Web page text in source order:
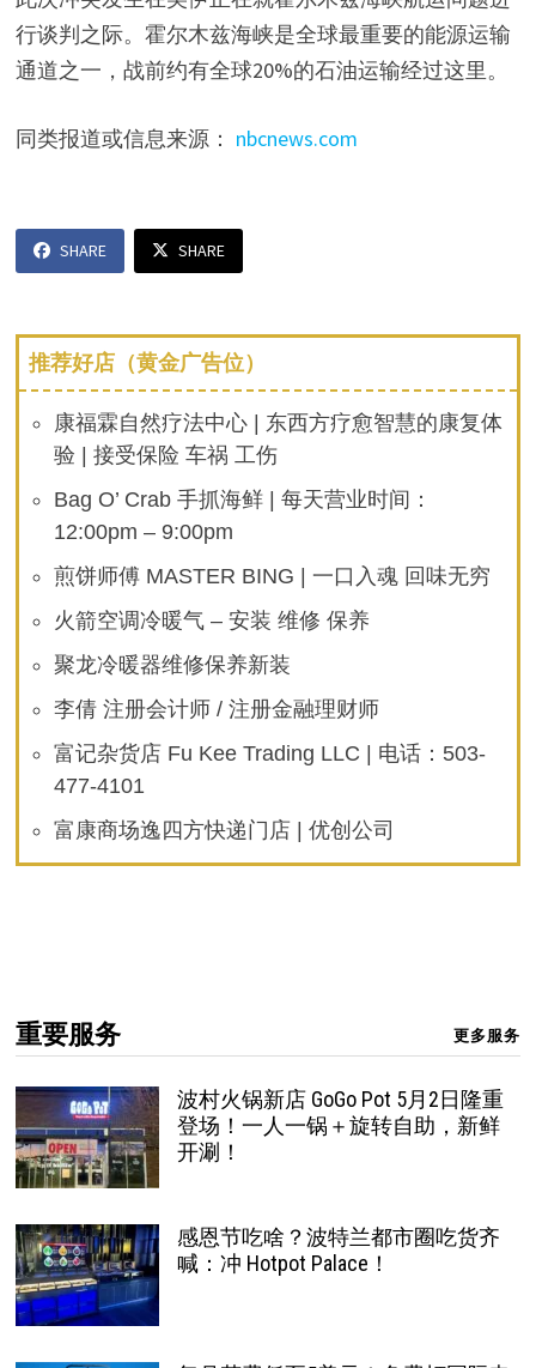
行谈判之际。霍尔木兹海峡是全球最重要的能源运输
通道之一，战前约有全球20%的石油运输经过这里。
同类报道或信息来源： nbcnews.com
SHARE SHARE
推荐好店（黄金广告位）
康福霖自然疗法中心 | 东西方疗愈智慧的康复体
验 | 接受保险 车祸 工伤
Bag O’ Crab 手抓海鲜 | 每天营业时间：
12:00pm – 9:00pm
煎饼师傅 MASTER BING | 一口入魂 回味无穷
火箭空调冷暖气 – 安装 维修 保养
聚龙冷暖器维修保养新装
李倩 注册会计师 / 注册金融理财师
富记杂货店 Fu Kee Trading LLC | 电话：503-
477-4101
富康商场逸四方快递门店 | 优创公司
重要服务 更多服务
波村火锅新店 GoGo Pot 5月2日隆重
登场！一人一锅＋旋转自助，新鲜
开涮！
感恩节吃啥？波特兰都市圈吃货齐
喊：冲 Hotpot Palace！